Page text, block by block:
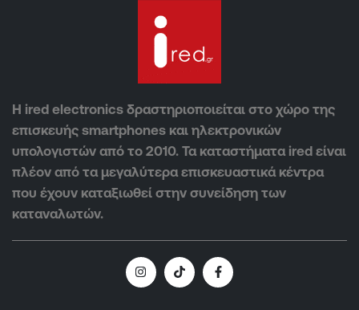
Η ired electronics δραστηριοποιείται στο χώρο της
επισκευής smartphones και ηλεκτρονικών
υπολογιστών από το 2010. Τα καταστήματα ired είναι
πλέον από τα μεγαλύτερα επισκευαστικά κέντρα
που έχουν καταξιωθεί στην συνείδηση των
καταναλωτών.